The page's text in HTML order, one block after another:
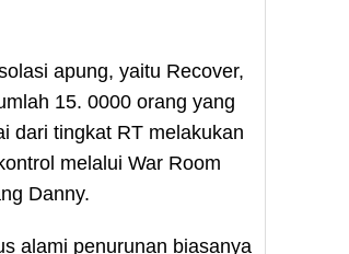
apung, yaitu Recover,
15. 0000 orang yang
dari tingkat RT melakukan
melalui War Room
Danny.
alami penurunan biasanya